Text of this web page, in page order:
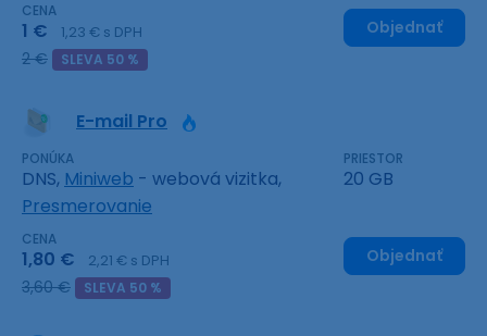
CENA
1 € 1,23 € s DPH
2 € SLEVA 50 %
Objednať
E-mail Pro
PONÚKA
DNS, Miniweb - webová vizitka,
Presmerovanie
PRIESTOR
20 GB
CENA
1,80 € 2,21 € s DPH
3,60 € SLEVA 50 %
Objednať